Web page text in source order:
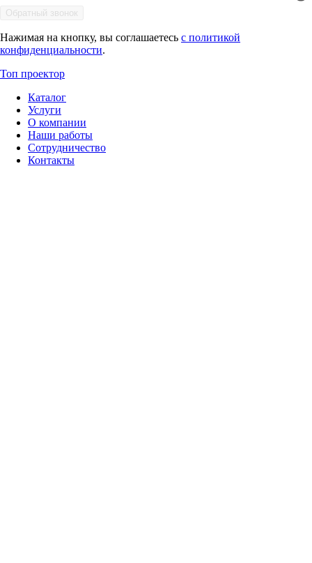
Нажимая на кнопку, вы соглашаетесь с политикой
конфиденциальности.
Топ проектор
Каталог
Услуги
О компании
Наши работы
Сотрудничество
Контакты